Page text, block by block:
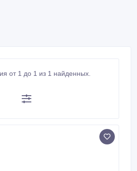
от 1 до 1 из 1 найденных.